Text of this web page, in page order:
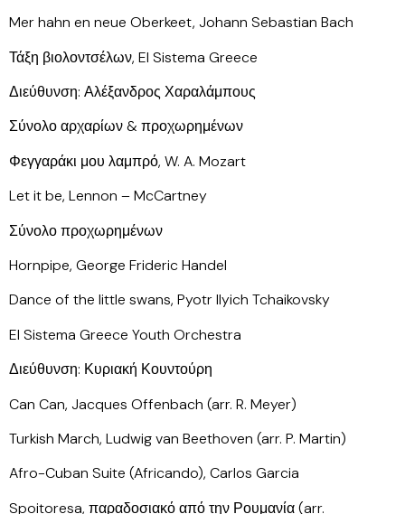
Mer hahn en neue Oberkeet, Johann Sebastian Bach
Τάξη βιολοντσέλων, El Sistema Greece
Διεύθυνση: Αλέξανδρος Χαραλάμπους
Σύνολο αρχαρίων & προχωρημένων
Φεγγαράκι μου λαμπρό, W. A. Mozart
Let it be, Lennon – McCartney
Σύνολο προχωρημένων
Hornpipe, George Frideric Handel
Dance of the little swans, Pyotr Ilyich Tchaikovsky
El Sistema Greece Youth Orchestra
Διεύθυνση: Κυριακή Κουντούρη
Can Can, Jacques Offenbach (arr. R. Meyer)
Turkish March, Ludwig van Beethoven (arr. P. Martin)
Afro-Cuban Suite (Africando), Carlos Garcia
Spoitoresa, παραδοσιακό από την Ρουμανία (arr.